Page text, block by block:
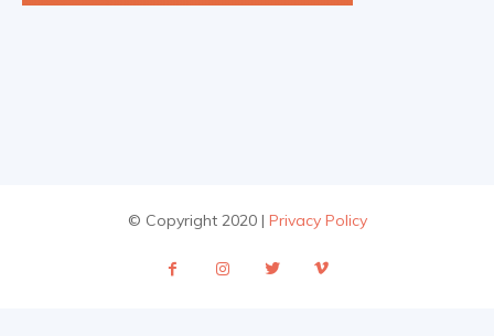
© Copyright 2020 | Privacy Policy